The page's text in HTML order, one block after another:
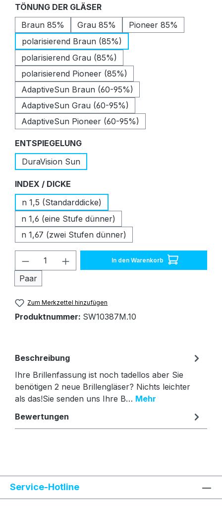
TÖNUNG DER GLÄSERauswählen
Braun 85%
Grau 85%
Pioneer 85%
polarisierend Braun (85%)
polarisierend Grau (85%)
polarisierend Pioneer (85%)
AdaptiveSun Braun (60-95%)
AdaptiveSun Grau (60-95%)
AdaptiveSun Pioneer (60-95%)
ENTSPIEGELUNGauswählen
DuraVision Sun
INDEX / DICKE
n 1,5 (Standarddicke)
n 1,6 (eine Stufe dünner)
n 1,67 (zwei Stufen dünner)
Produkt Anzahl: Gib den
Paar
In den Warenkorb
Zum Merkzettel hinzufügen
Produktnummer: SW10387M.10
Beschreibung
Ihre Brillenfassung ist noch tadellos aber Sie
benötigen 2 neue Brillengläser? Nichts leichter
als das!Sie senden uns Ihre B… Mehr
Bewertungen
Service-Hotline
Text vergrößern Hochkontrastmodus